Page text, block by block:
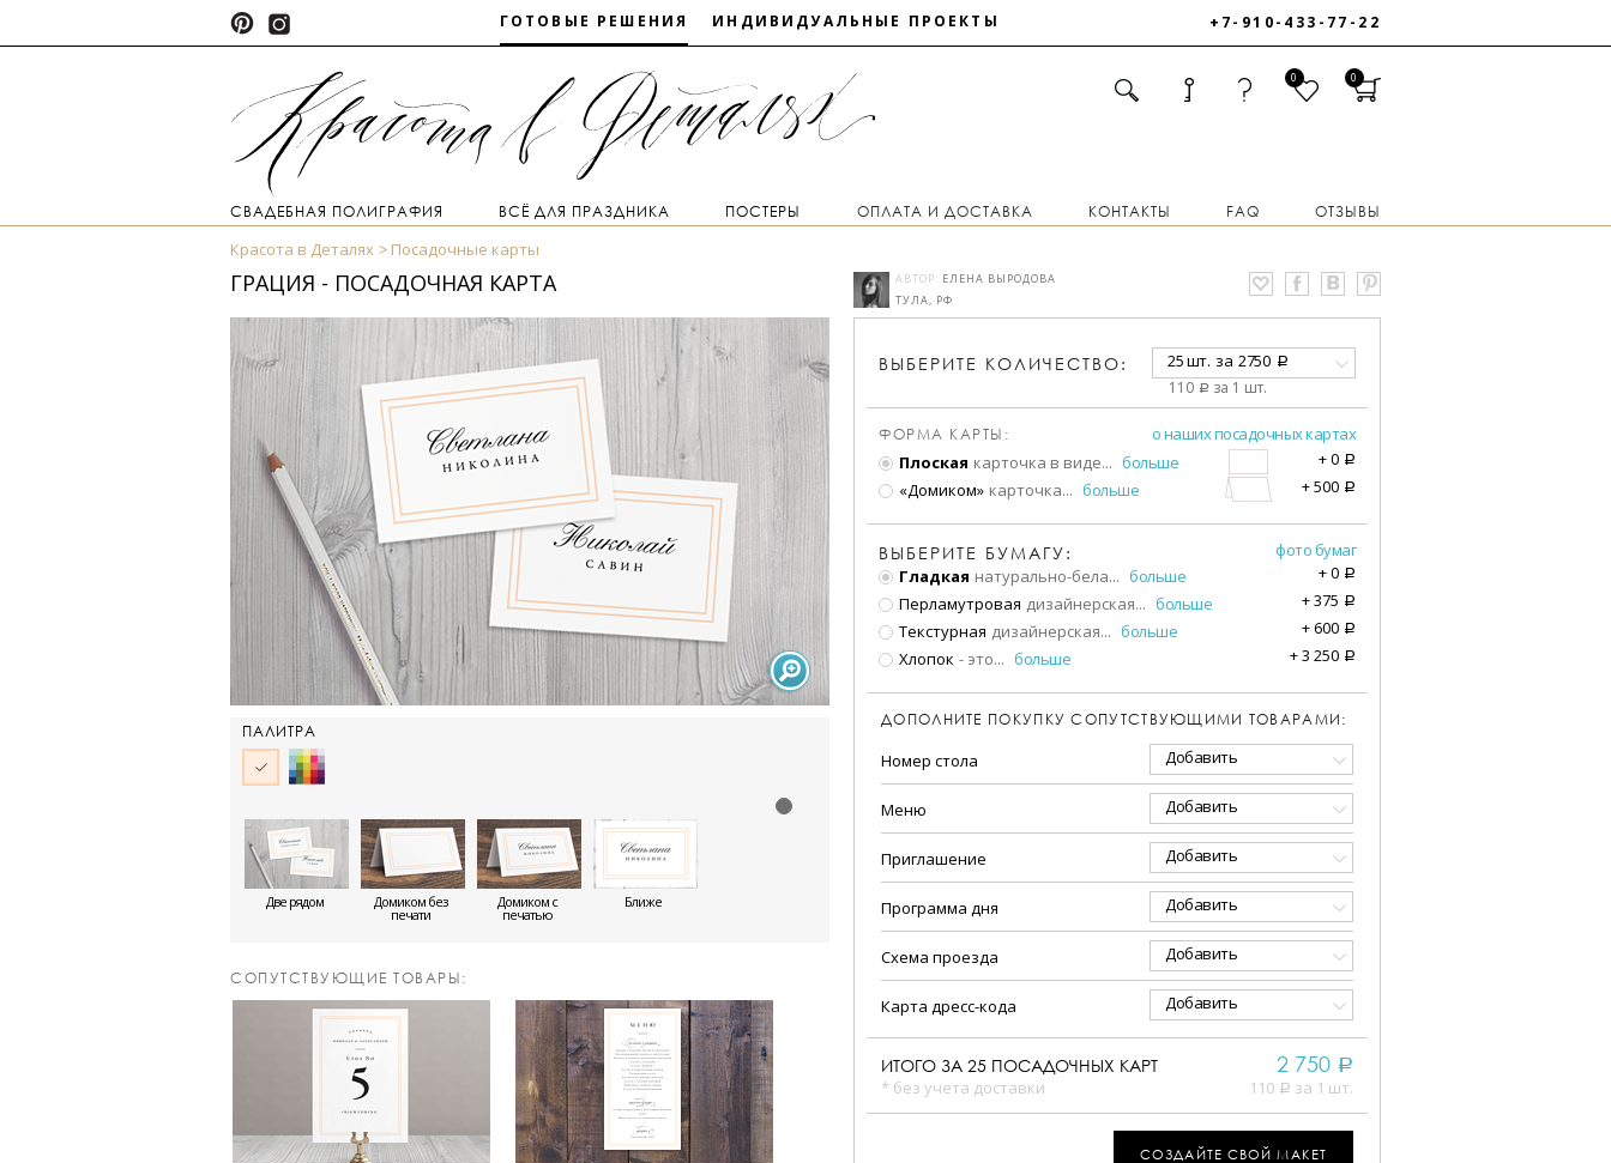
ГОТОВЫЕ РЕШЕНИЯ ИНДИВИДУАЛЬНЫЕ ПРОЕКТЫ +7-910-433-77-22
0 0
СВАДЕБНАЯ ПОЛИГРАФИЯ ВСЁ ДЛЯ ПРАЗДНИКА ПОСТЕРЫ ОПЛАТА И ДОСТАВКА КОНТАКТЫ FAQ ОТЗЫВЫ
Красота в Деталях Посадочные карты
ГРАЦИЯ - ПОСАДОЧНАЯ КАРТА
ПАЛИТРА
Две рядом Домиком без
печати
Домиком с
печатью
Ближе
CОПУТСТВУЮЩИЕ ТОВАРЫ:
АВТОР: ЕЛЕНА ВЫРОДОВА
ТУЛА, РФ
ВЫБЕРИТЕ КОЛИЧЕСТВО: 25 шт. за 2750 a
110 a за 1 шт.
ФОРМА КАРТЫ:
о наших посадочных картах
Плоская карточка в виде... больше +0 a
«Домиком» карточка... больше +500 a
ВЫБЕРИТЕ БУМАГУ:
фото бумаг
Гладкая натурально-бела... больше +0 a
Перламутровая дизайнерская... больше +375 a
Текстурная дизайнерская... больше +600 a
Хлопок - это... больше +3 250 a
ДОПОЛНИТЕ ПОКУПКУ СОПУТСТВУЮЩИМИ ТОВАРАМИ:
Номер стола Добавить
Меню Добавить
Приглашение Добавить
Программа дня Добавить
Схема проезда Добавить
Карта дресс-кода Добавить
ИТОГО ЗА 25 ПОСАДОЧНЫХ КАРТ
* без учета доставки
2 750 a
110 a за 1 шт.
СОЗДАЙТЕ СВОЙ МАКЕТ